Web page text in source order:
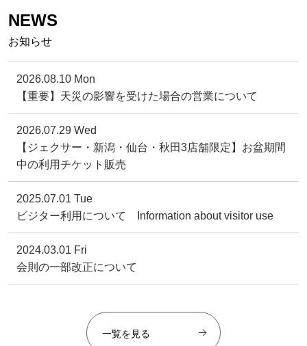
NEWS
お知らせ
2026.08.10 Mon
【重要】天災の影響を受けた場合の営業について
2026.07.29 Wed
【ジェクサー・新潟・仙台・秋田3店舗限定】お盆期間
中の利用チケット販売
2025.07.01 Tue
ビジター利用について Information about visitor use
2024.03.01 Fri
会則の一部改正について
一覧を見る